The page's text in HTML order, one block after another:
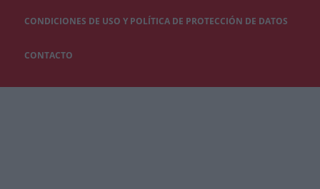
CONDICIONES DE USO Y POLÍTICA DE PROTECCIÓN DE DATOS
CONTACTO